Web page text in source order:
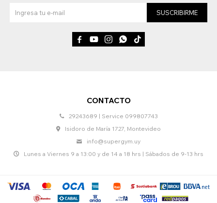
CONTACTO
29243689 | Service 099807743
Isidoro de María 1727, Montevideo
info@supergym.uy
Lunes a Viernes 9 a 13:00 y de 14 a 18 hrs | Sábados de 9-13 hrs
SUSCRIBIRME
    